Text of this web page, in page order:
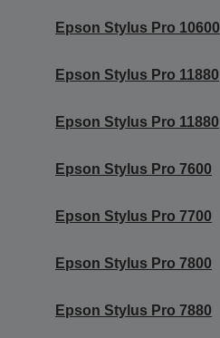
Epson Stylus Pro 10600
Epson Stylus Pro 11880
Epson Stylus Pro 11880
Epson Stylus Pro 7600
Epson Stylus Pro 7700
Epson Stylus Pro 7800
Epson Stylus Pro 7880